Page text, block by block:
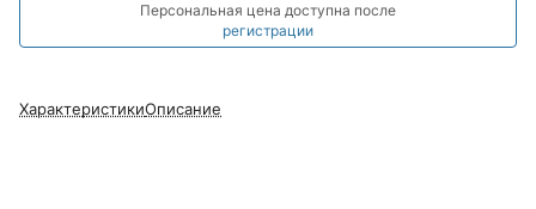
Персональная цена доступна после
регистрации
ХарактеристикиОписание